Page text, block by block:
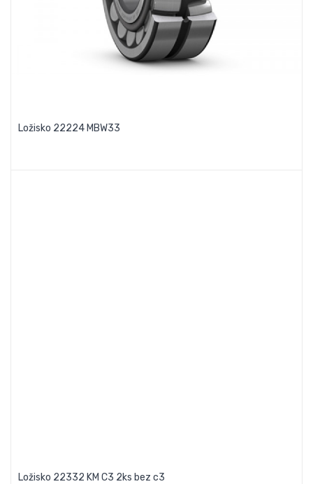
Ložisko 22224 MBW33
Ložisko 22332 KM C3 2ks bez c3